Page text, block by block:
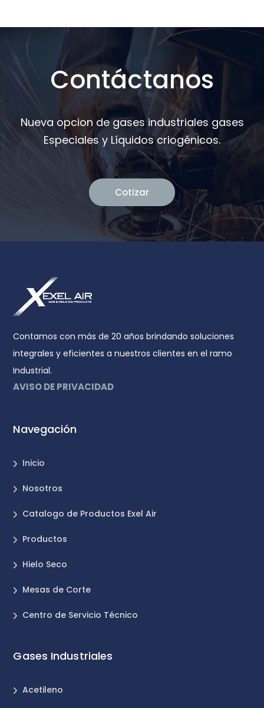
Contáctanos
Nueva opcion de gases industriales gases
Especiales y Líquidos criogénicos.
Cotizar
Contamos con más de 20 años brindando soluciones
integrales y eficientes a nuestros clientes en el ramo
Industrial.
AVISO DE PRIVACIDAD
Navegación
Inicio
Nosotros
Catalogo de Productos Exel Air
Productos
Hielo Seco
Mesas de Corte
Centro de Servicio Técnico
Gases Industriales
Acetileno